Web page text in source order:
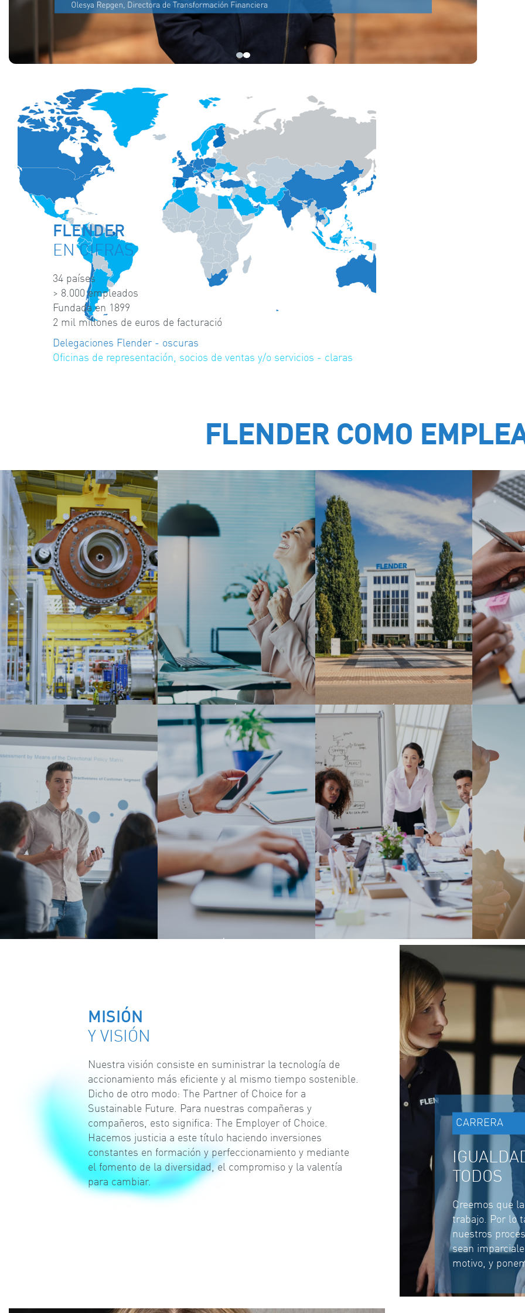
FLENDER
EN CIFRAS
34 países
> 8.000 empleados
Fundada en 1899
2 mil millones de euros de facturació
Delegaciones Flender - oscuras
Oficinas de representación, socios de ventas y/o servicios - claras
FLENDER COMO
AMBIENTE DE TRABAJO
COLABORATIVO Y LLENO DE
RECONOCIMIENTO
REMUNERACIÓN ATRACTIVA
EMPRESA DE ÉXITO
TRADICIONAL CON UNA
SÓLIDA VISIÓN DE FUTURO
OPORTUNIDADES DE
MISIÓN
Y VISIÓN
Nuestra visión consiste en suministrar la tecnología de
accionamiento más eficiente y al mismo tiempo sostenible.
Dicho de otro modo: The Partner of Choice for a
Sustainable Future. Para nuestras compañeras y
compañeros, esto significa: The Employer of Choice.
Hacemos justicia a este título haciendo inversiones
constantes en formación y perfeccionamiento y mediante
el fomento de la diversidad, el compromiso y la valentía
para cambiar.
CARRERA
TODOS
Creemos que
trabajo. Por lo
nuestros
sean
motivo, y